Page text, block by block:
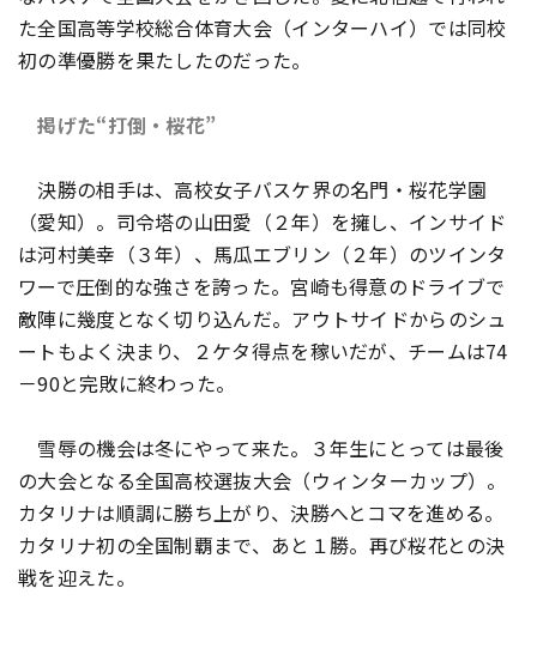
た全国高等学校総合体育大会（インターハイ）では同校
初の準優勝を果たしたのだった。
掲げた“打倒・桜花”
決勝の相手は、高校女子バスケ界の名門・桜花学園
（愛知）。司令塔の山田愛（２年）を擁し、インサイド
は河村美幸（３年）、馬瓜エブリン（２年）のツインタ
ワーで圧倒的な強さを誇った。宮崎も得意のドライブで
敵陣に幾度となく切り込んだ。アウトサイドからのシュ
ートもよく決まり、２ケタ得点を稼いだが、チームは74
－90と完敗に終わった。
雪辱の機会は冬にやって来た。３年生にとっては最後
の大会となる全国高校選抜大会（ウィンターカップ）。
カタリナは順調に勝ち上がり、決勝へとコマを進める。
カタリナ初の全国制覇まで、あと１勝――。再び桜花との決
戦を迎えた。